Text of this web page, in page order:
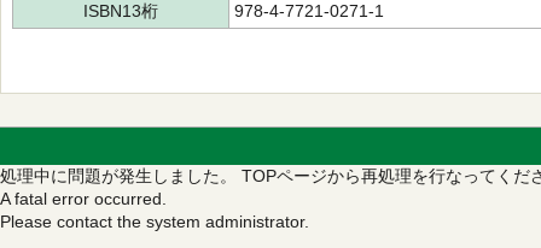
ISBN13桁
978-4-7721-0271-1
処理中に問題が発生しました。 TOPページから再処理を行なってくだ
A fatal error occurred.
Please contact the system administrator.